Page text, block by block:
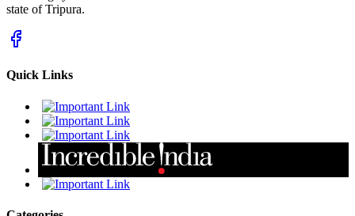
state of Tripura.
Quick Links